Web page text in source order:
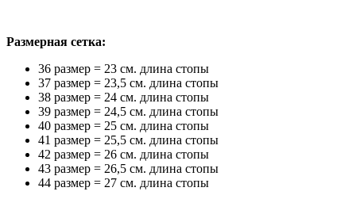
Размерная сетка:
36 размер = 23 см. длина стопы
37 размер = 23,5 см. длина стопы
38 размер = 24 см. длина стопы
39 размер = 24,5 см. длина стопы
40 размер = 25 см. длина стопы
41 размер = 25,5 см. длина стопы
42 размер = 26 см. длина стопы
43 размер = 26,5 см. длина стопы
44 размер = 27 см. длина стопы